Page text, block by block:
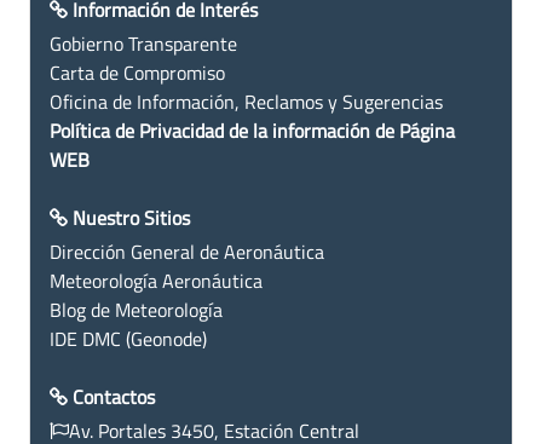
Información de Interés
Gobierno Transparente
Carta de Compromiso
Oficina de Información, Reclamos y Sugerencias
Política de Privacidad de la información de Página
WEB
Nuestro Sitios
Dirección General de Aeronáutica
Meteorología Aeronáutica
Blog de Meteorología
IDE DMC (Geonode)
Contactos
Av. Portales 3450, Estación Central